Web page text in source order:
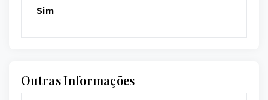
Sim
Outras Informações